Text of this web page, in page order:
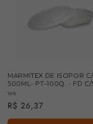
MARMITEX DE ISOPOR
500ML- PT-100Q. - FD C/
Fornecedor:
WR
Preço
normal
R$ 26,37